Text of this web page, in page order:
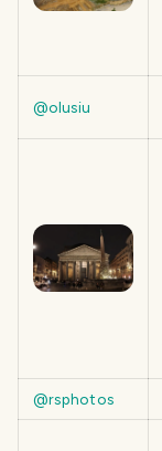
@olusiu
@rsphotos